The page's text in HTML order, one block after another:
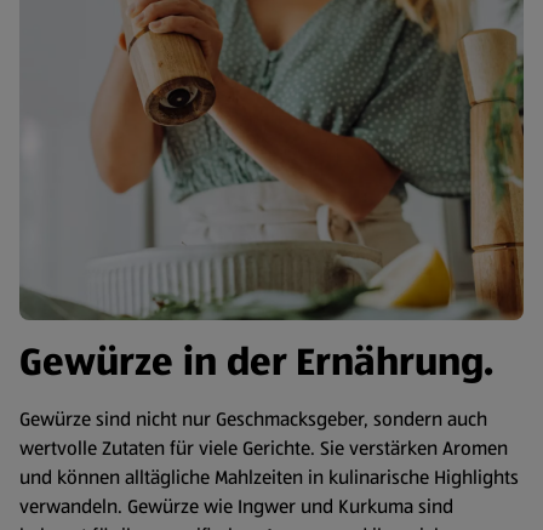
Gewürze in der Ernährung.
Gewürze sind nicht nur Geschmacksgeber, sondern auch
wertvolle Zutaten für viele Gerichte. Sie verstärken Aromen
und können alltägliche Mahlzeiten in kulinarische Highlights
verwandeln. Gewürze wie Ingwer und Kurkuma sind